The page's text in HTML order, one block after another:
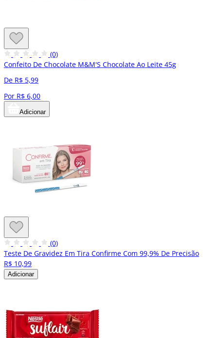
(0)
Confeito De Chocolate M&M'S Chocolate Ao Leite 45g
De R$ 5,99
Por R$ 6,00
Adicionar
(0)
Teste De Gravidez Em Tira Confirme Com 99,9% De Precisão
R$ 10,99
Adicionar